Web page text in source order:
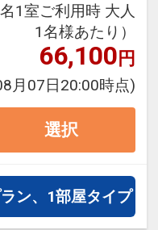
1室ご利用時 大人
1名様あたり）
66,100円
月07日20:00時点)
選択
ン、1部屋タイプ